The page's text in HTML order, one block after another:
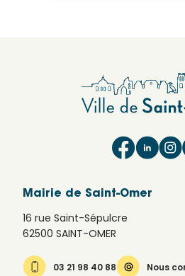
Mairie de Saint-Omer
16 rue Saint-Sépulcre
62500 SAINT-OMER
03 21 98 40 88 Nous